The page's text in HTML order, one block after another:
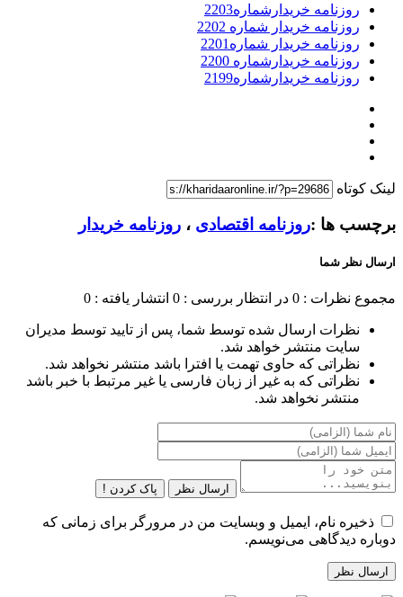
روزنامه خریدارشماره2203
روزنامه خریدار شماره 2202
روزنامه خریدار شماره2201
روزنامه خریدارشماره 2200
روزنامه خریدارشماره2199
لینک کوتاه
برچسب ها :روزنامه اقتصادی ، روزنامه خریدار
ارسال نظر شما
مجموع نظرات : 0 در انتظار بررسی : 0 انتشار یافته : 0
نظرات ارسال شده توسط شما، پس از تایید توسط مدیران
سایت منتشر خواهد شد.
نظراتی که حاوی تهمت یا افترا باشد منتشر نخواهد شد.
نظراتی که به غیر از زبان فارسی یا غیر مرتبط با خبر باشد
منتشر نخواهد شد.
ارسال نظر پاک کردن !
ذخیره نام، ایمیل و وبسایت من در مرورگر برای زمانی که
دوباره دیدگاهی می‌نویسم.